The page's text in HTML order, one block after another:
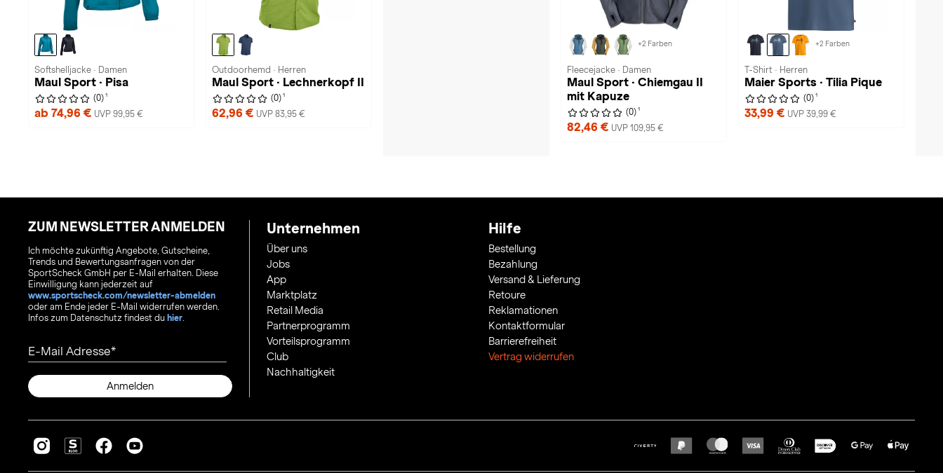
Softshelljacke · Damen
Maul Sport · Pisa
(0) 1
ab 74,96 € UVP 99,95 €
Outdoorhemd · Herren
Maul Sport · Lechnerkopf II
(0) 1
62,96 € UVP 83,95 €
+2 Farben
Fleecejacke · Damen
Maul Sport · Chiemgau II
mit Kapuze
(0) 1
82,46 € UVP 109,95 €
+2 Farben
T-Shirt · Herren
Maier Sports · Tilia Pique
(0) 1
33,99 € UVP 39,99 €
ZUM NEWSLETTER ANMELDEN
Ich möchte zukünftig Angebote, Gutscheine,
Trends und Bewertungsanfragen von der
SportScheck GmbH per E-Mail erhalten. Diese
Einwilligung kann jederzeit auf
www.sportscheck.com/newsletter-abmelden
oder am Ende jeder E-Mail widerrufen werden.
Infos zum Datenschutz findest du hier.
E-Mail Adresse
Anmelden
Unternehmen
Über uns
Jobs
App
Marktplatz
Retail Media
Partnerprogramm
Vorteilsprogramm
Club
Nachhaltigkeit
Hilfe
Bestellung
Bezahlung
Versand & Lieferung
Retoure
Reklamationen
Kontaktformular
Barrierefreiheit
Vertrag widerrufen